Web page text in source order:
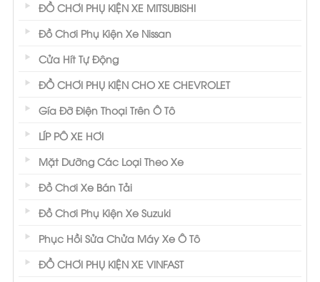
ĐỒ CHƠI PHỤ KIỆN XE MITSUBISHI
Đồ Chơi Phụ Kiện Xe Nissan
Cửa Hít Tự Động
ĐỒ CHƠI PHỤ KIỆN CHO XE CHEVROLET
Gía Đỡ Điện Thoại Trên Ô Tô
LÍP PÔ XE HƠI
Mặt Dưỡng Các Loại Theo Xe
Đồ Chơi Xe Bán Tải
Đồ Chơi Phụ Kiện Xe Suzuki
Phục Hồi Sửa Chửa Máy Xe Ô Tô
ĐỒ CHƠI PHỤ KIỆN XE VINFAST